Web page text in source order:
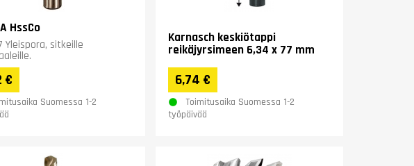
HssCo
Yleispora, sitkeille
€
Suomessa 1-2
Karnasch keskiötappi
reikäjyrsimeen 6,34 x 77 mm
6,74 €
Toimitusaika Suomessa 1-2
työpäivää